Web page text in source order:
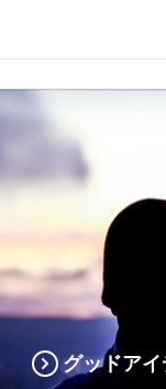
グッドア